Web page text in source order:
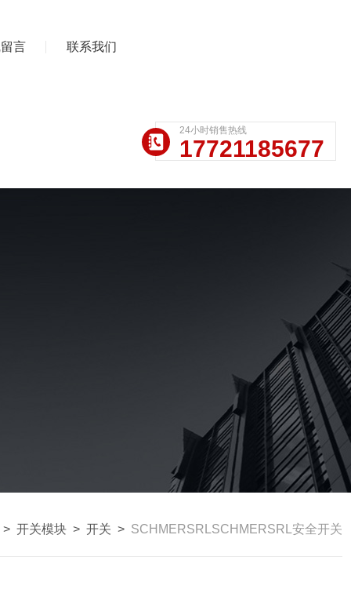
言 联系我们
24小时销售热线
17721185677
开关模块 > 开关 > SCHMERSRLSCHMERSRL安全开关